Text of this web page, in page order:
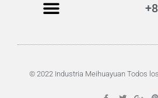
© 2022 Industria Meihuayuan Todos